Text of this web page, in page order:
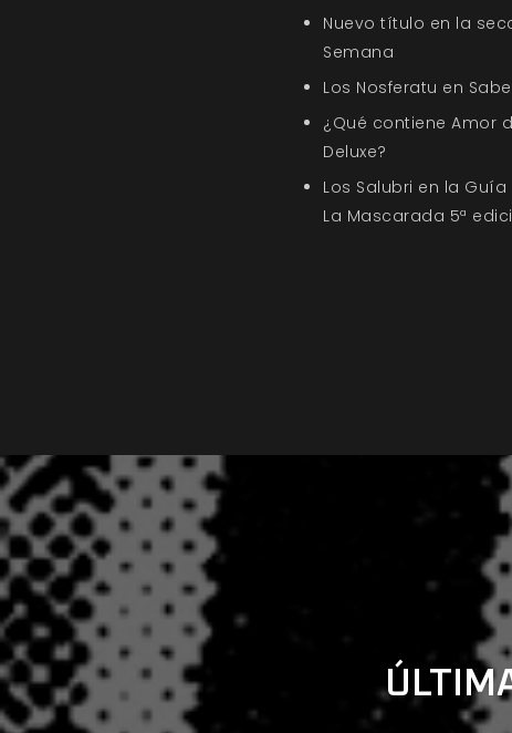
Nuevo título en la
Semana
Los Nosferatu en
¿Qué contiene Amor
Deluxe?
Los Salubri en la
La Mascarada 5ª